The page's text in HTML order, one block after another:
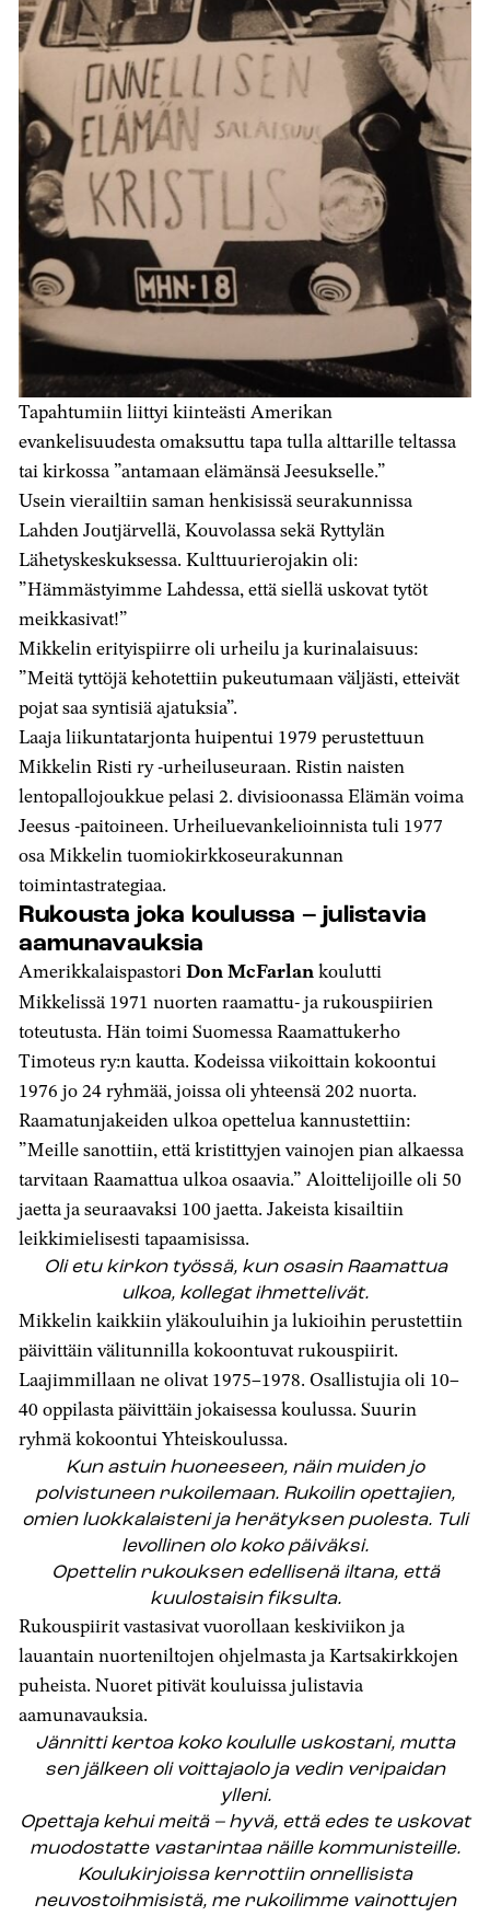
Tapahtumiin liittyi kiinteästi Amerikan
evankelisuudesta omaksuttu tapa tulla alttarille teltassa
tai kirkossa ”antamaan elämänsä Jeesukselle.”
Usein vierailtiin saman henkisissä seurakunnissa
Lahden Joutjärvellä, Kouvolassa sekä Ryttylän
Lähetyskeskuksessa. Kulttuurierojakin oli:
”Hämmästyimme Lahdessa, että siellä uskovat tytöt
meikkasivat!”
Mikkelin erityispiirre oli urheilu ja kurinalaisuus:
”Meitä tyttöjä kehotettiin pukeutumaan väljästi, etteivät
pojat saa syntisiä ajatuksia”.
Laaja liikuntatarjonta huipentui 1979 perustettuun
Mikkelin Risti ry -urheiluseuraan. Ristin naisten
lentopallojoukkue pelasi 2. divisioonassa Elämän voima
Jeesus -paitoineen. Urheiluevankelioinnista tuli 1977
osa Mikkelin tuomiokirkkoseurakunnan
toimintastrategiaa.
Rukousta joka koulussa – julistavia
aamunavauksia
AmerikkalaispastoriDon McFarlankoulutti
Mikkelissä 1971 nuorten raamattu- ja rukouspiirien
toteutusta. Hän toimi Suomessa Raamattukerho
Timoteus ry:n kautta. Kodeissa viikoittain kokoontui
1976 jo 24 ryhmää, joissa oli yhteensä 202 nuorta.
Raamatunjakeiden ulkoa opettelua kannustettiin:
”Meille sanottiin, että kristittyjen vainojen pian alkaessa
tarvitaan Raamattua ulkoa osaavia.” Aloittelijoille oli 50
jaetta ja seuraavaksi 100 jaetta. Jakeista kisailtiin
leikkimielisesti tapaamisissa.
Oli etu kirkon työssä, kun osasin Raamattua
ulkoa, kollegat ihmettelivät.
Mikkelin kaikkiin yläkouluihin ja lukioihin perustettiin
päivittäin välitunnilla kokoontuvat rukouspiirit.
Laajimmillaan ne olivat 1975–1978. Osallistujia oli 10–
40 oppilasta päivittäin jokaisessa koulussa. Suurin
ryhmä kokoontui Yhteiskoulussa.
Kun astuin huoneeseen, näin muiden jo
polvistuneen rukoilemaan. Rukoilin opettajien,
omien luokkalaisteni ja herätyksen puolesta. Tuli
levollinen olo koko päiväksi.
Opettelin rukouksen edellisenä iltana, että
kuulostaisin fiksulta.
Rukouspiirit vastasivat vuorollaan keskiviikon ja
lauantain nuorteniltojen ohjelmasta ja Kartsakirkkojen
puheista. Nuoret pitivät kouluissa julistavia
aamunavauksia.
Jännitti kertoa koko koululle uskostani, mutta
sen jälkeen oli voittajaolo ja vedin veripaidan
ylleni.
Opettaja kehui meitä – hyvä, että edes te uskovat
muodostatte vastarintaa näille kommunisteille.
Koulukirjoissa kerrottiin onnellisista
neuvostoihmisistä, me rukoilimme vainottujen